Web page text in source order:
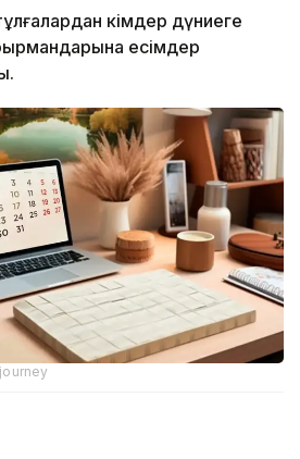
кімдер дүниеге
есімдер